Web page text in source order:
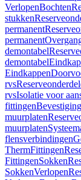
VerlopenBochten
stukken
permanent
permanent
demontabel
demontabel
Eindkappen
rvs
rvsIsolatie voor
fittingen
muurplaten
muurplaten
flensverbindingen
ThermFittingen
FittingenSokken
SokkenVerlopen